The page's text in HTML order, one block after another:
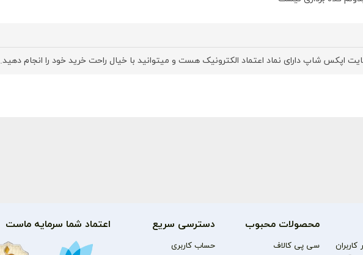
اپکس شاپ دارای نماد اعتماد الکترونیک هست و میتوانید با خیال راحت خرید خود را انجام دهید.
محصولات محبوب
سی پی کالاف
دسترسی سریع
حساب کاربری
اعتماد شما سرمایه ماست